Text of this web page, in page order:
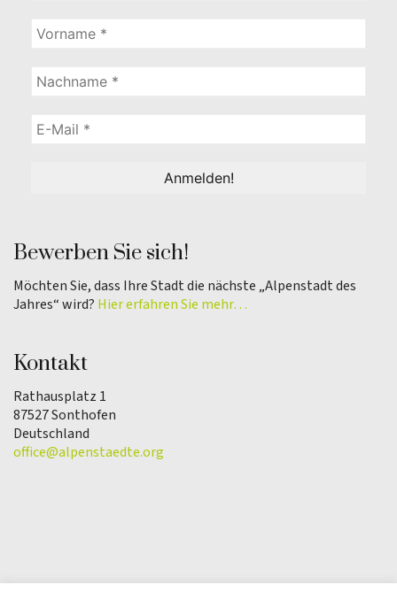
Bewerben Sie sich!
Möchten Sie, dass Ihre Stadt die nächste „Alpenstadt des
Jahres“ wird? Hier erfahren Sie mehr…
Kontakt
Rathausplatz 1
87527 Sonthofen
Deutschland
office@alpenstaedte.org